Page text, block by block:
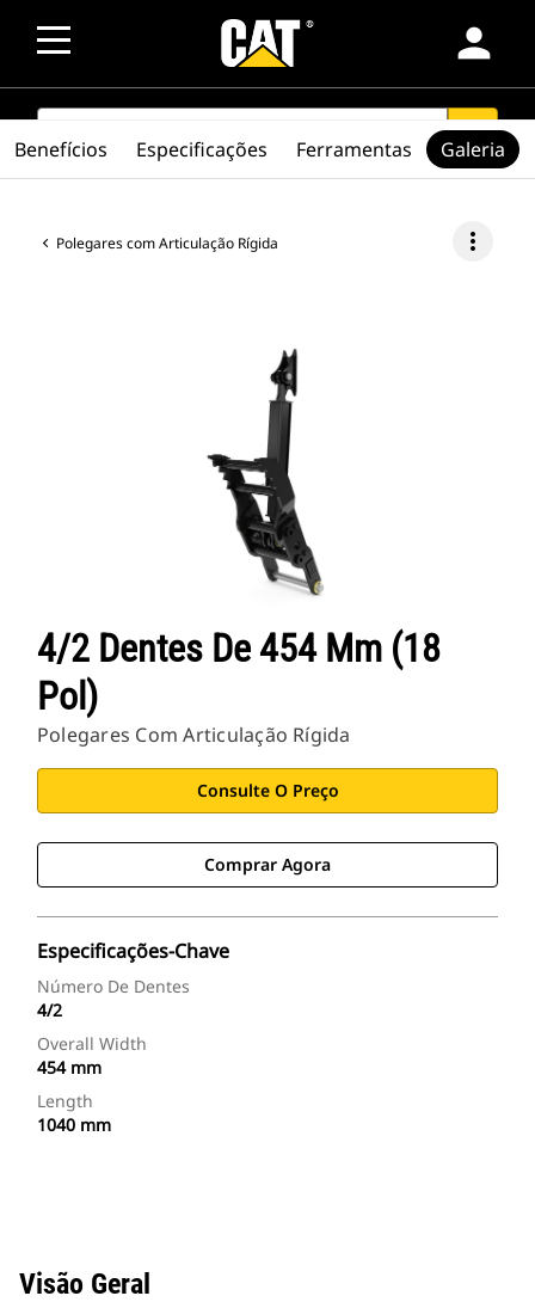
person
SEARCH search
Polegares com Articulação Rígida more_vert
4/2 Dentes De 454 Mm (18
Pol)
Polegares Com Articulação Rígida
Consulte O Preço
Comprar Agora
Especificações-Chave
Número De Dentes
4/2
Overall Width
454 mm
Length
1040 mm
Benefícios Especificações Ferramentas Galeria
Visão Geral